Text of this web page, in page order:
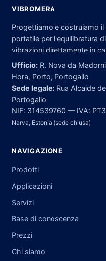
VIBROMERA
Progettiamo e costruiamo
portatile per l'equilibratura
vibrazioni direttamente in
Ufficio: R. Nova da
Hora, Porto, Portogallo
Sede legale: Rua Alcaide
Portogallo
NIF: 314539760 — IVA:
Narva, Estonia (sede chiusa)
NAVIGAZIONE
Prodotti
Applicazioni
Servizi
Base di conoscenza
Prezzi
Chi siamo